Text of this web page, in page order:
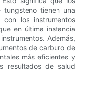
tungsteno tienen una
los instrumentos
en última instancia
Además,
de carburo de
más eficientes y
resultados de salud